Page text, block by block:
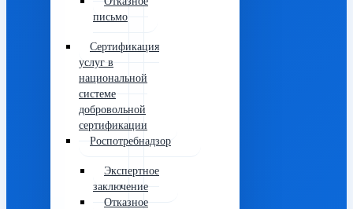
письмо
Сертификация
услуг в
национальной
системе
добровольной
сертификации
Роспотребнадзор
Экспертное
заключение
Отказное